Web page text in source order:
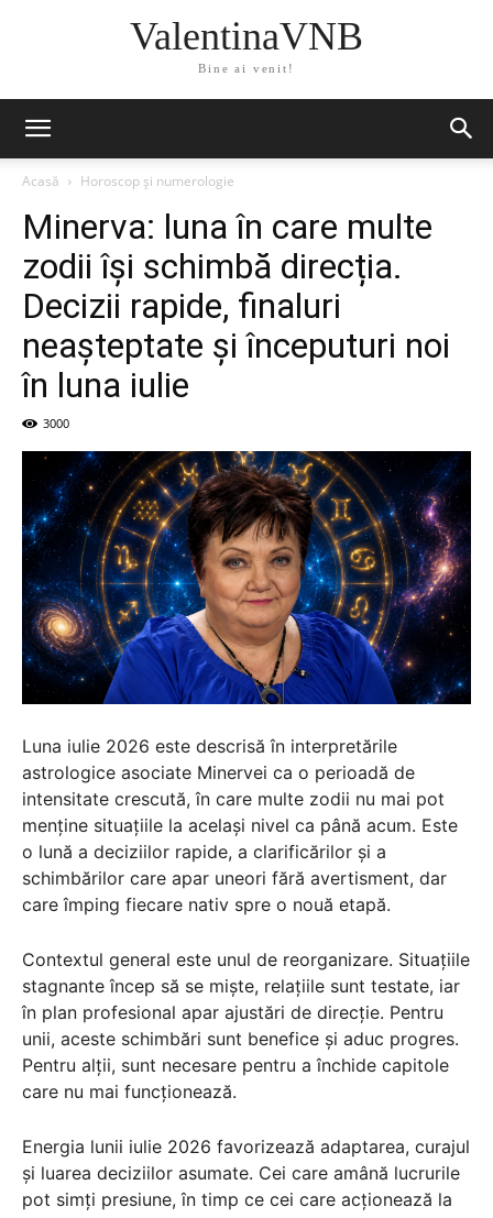
ValentinaVNB
Bine ai venit!
Acasă Horoscop și numerologie
Minerva: luna în care multe
zodii își schimbă direcția.
Decizii rapide, finaluri
neașteptate și începuturi noi
în luna iulie
3000
Luna iulie 2026 este descrisă în interpretările
astrologice asociate Minervei ca o perioadă de
intensitate crescută, în care multe zodii nu mai pot
menține situațiile la același nivel ca până acum. Este
o lună a deciziilor rapide, a clarificărilor și a
schimbărilor care apar uneori fără avertisment, dar
care împing fiecare nativ spre o nouă etapă.
Contextul general este unul de reorganizare. Situațiile
stagnante încep să se miște, relațiile sunt testate, iar
în plan profesional apar ajustări de direcție. Pentru
unii, aceste schimbări sunt benefice și aduc progres.
Pentru alții, sunt necesare pentru a închide capitole
care nu mai funcționează.
Energia lunii iulie 2026 favorizează adaptarea, curajul
și luarea deciziilor asumate. Cei care amână lucrurile
pot simți presiune, în timp ce cei care acționează la